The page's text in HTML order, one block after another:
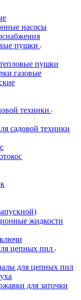
насосы
пушки
пушки
газовые
техники
садовой техники
жидкости
цепных пил
для цепных пил
для заточки